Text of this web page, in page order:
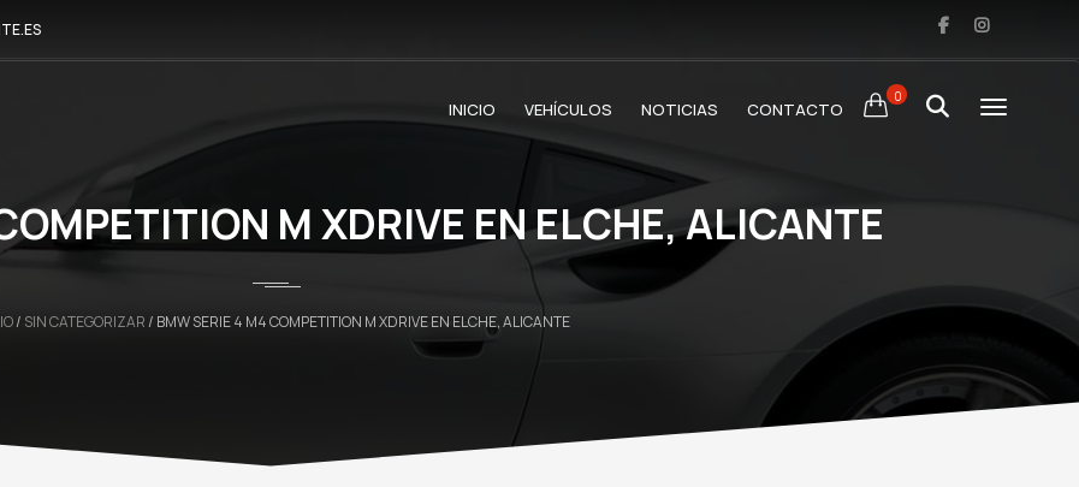
0
INICIO VEHÍCULOS NOTICIAS CONTACTO
M XDRIVE EN ELCHE, ALICANTE
/ SIN CATEGORIZAR/ BMW SERIE 4 M4 COMPETITION M XDRIVE EN ELCHE, ALICANTE